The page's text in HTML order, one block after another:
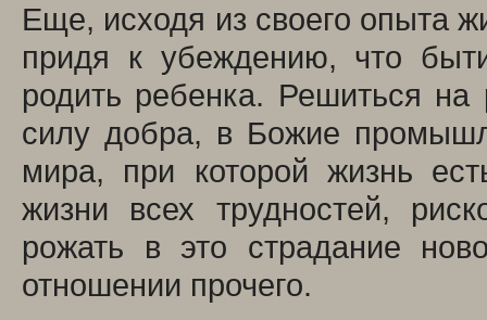
Еще, исходя из своего опыта
придя к убеждению, что
родить ребенка. Решиться
силу добра, в Божие
мира, при которой жизнь
жизни всех трудностей,
рожать в это страдание
отношении прочего.